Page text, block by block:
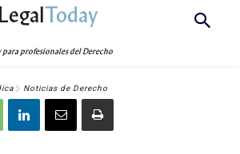
Today
para profesionales del Derecho
Noticias de Derecho